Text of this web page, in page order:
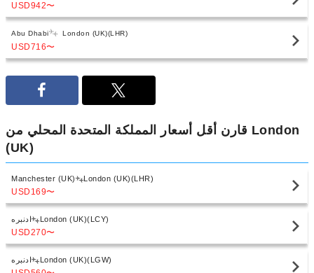
USD942〜
Abu Dhabi London (UK)(LHR)
USD716〜
قارن أقل أسعار المملكة المتحدة المحلي من London
(UK)
Manchester (UK) London (UK)(LHR)
USD169〜
ادنبره London (UK)(LCY)
USD270〜
ادنبره London (UK)(LGW)